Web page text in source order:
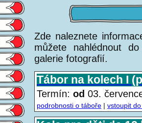
Zde naleznete
můžete nahlédnout
galerie fotografií.
Tábor na kolech I
Termín: od 03.
podrobnosti o táboře | vstoupit